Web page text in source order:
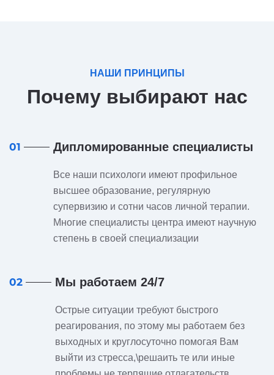
НАШИ ПРИНЦИПЫ
Почему выбирают нас
01 Дипломированные специалисты
Все наши психологи имеют профильное
высшее образование, регулярную
супервизию и сотни часов личной терапии.
Многие специалисты центра имеют научную
степень в своей специализации
02 Мы работаем 24/7
Острые ситуации требуют быстрого
реагирования, по этому мы работаем без
выходных и круглосуточно помогая Вам
выйти из стресса,\решаить те или иные